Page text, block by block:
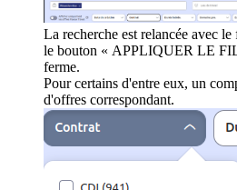
La recherche est relancée avec
le bouton « APPLIQUER LE
ferme.
Pour certains d'entre eux, un
d'offres correspondant.